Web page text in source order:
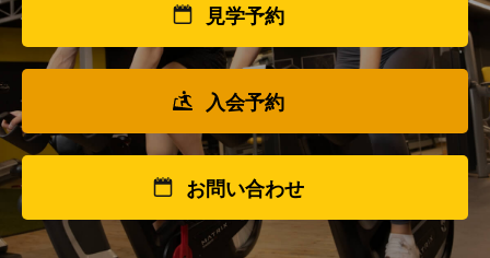
見学予約
入会予約
お問い合わせ